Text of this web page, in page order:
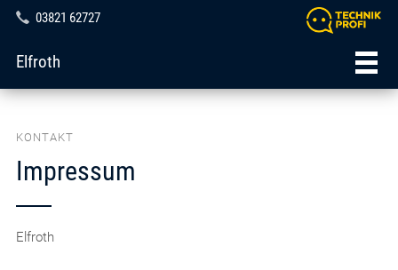
03821 62727
Elfroth
KONTAKT
Impressum
Elfroth